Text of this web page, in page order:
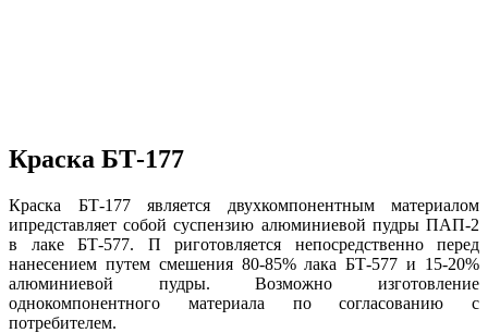
Краска БТ-177
Краска БТ-177 является двухкомпонентным материалом
ипредставляет собой суспензию алюминиевой пудры ПАП-2
в лаке БТ-577. П риготовляется непосредственно перед
нанесением путем смешения 80-85% лака БТ-577 и 15-20%
алюминиевой пудры. Возможно изготовление
однокомпонентного материала по согласованию с
потребителем.